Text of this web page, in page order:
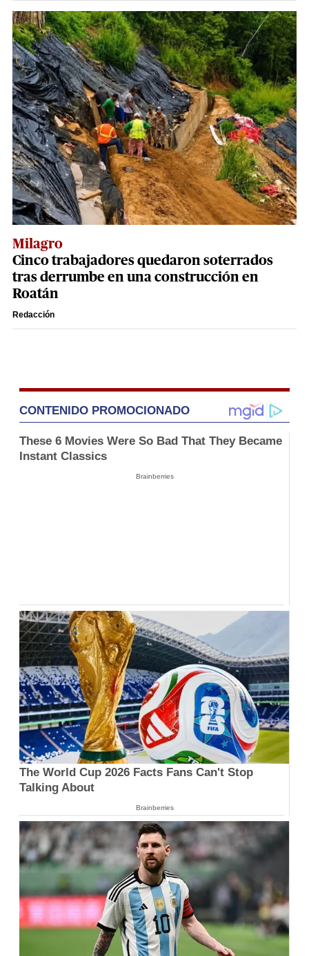
Milagro
Cinco trabajadores quedaron soterrados
tras derrumbe en una construcción en
Roatán
Redacción
CONTENIDO PROMOCIONADO
These 6 Movies Were So Bad That They Became
Instant Classics
Brainberries
The World Cup 2026 Facts Fans Can't Stop
Talking About
Brainberries